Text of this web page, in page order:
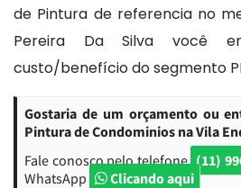
de Pintura de referencia no
Pereira Da Silva você
custo/benefício do segmento
Gostaria de um orçamento ou
Pintura de Condominios na Vila
Fale conosco pelo telefone (11)
WhatsApp
Clicando aqui